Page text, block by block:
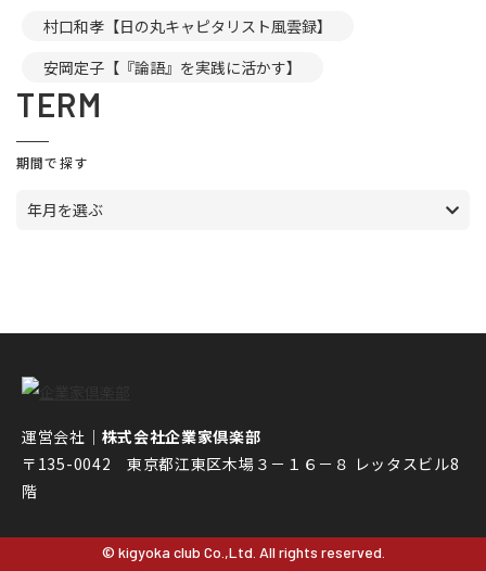
村口和孝【日の丸キャピタリスト風雲録】
安岡定子【『論語』を実践に活かす】
TERM
期間で探す
年月を選ぶ
運営会社｜ 株式会社企業家倶楽部
〒135-0042 東京都江東区木場３－１６－８ レッタスビル8
階
© kigyoka club Co.,Ltd. All rights reserved.